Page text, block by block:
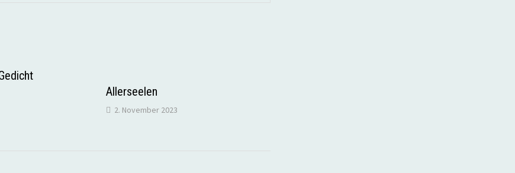
Allerseelen
2. November 2023